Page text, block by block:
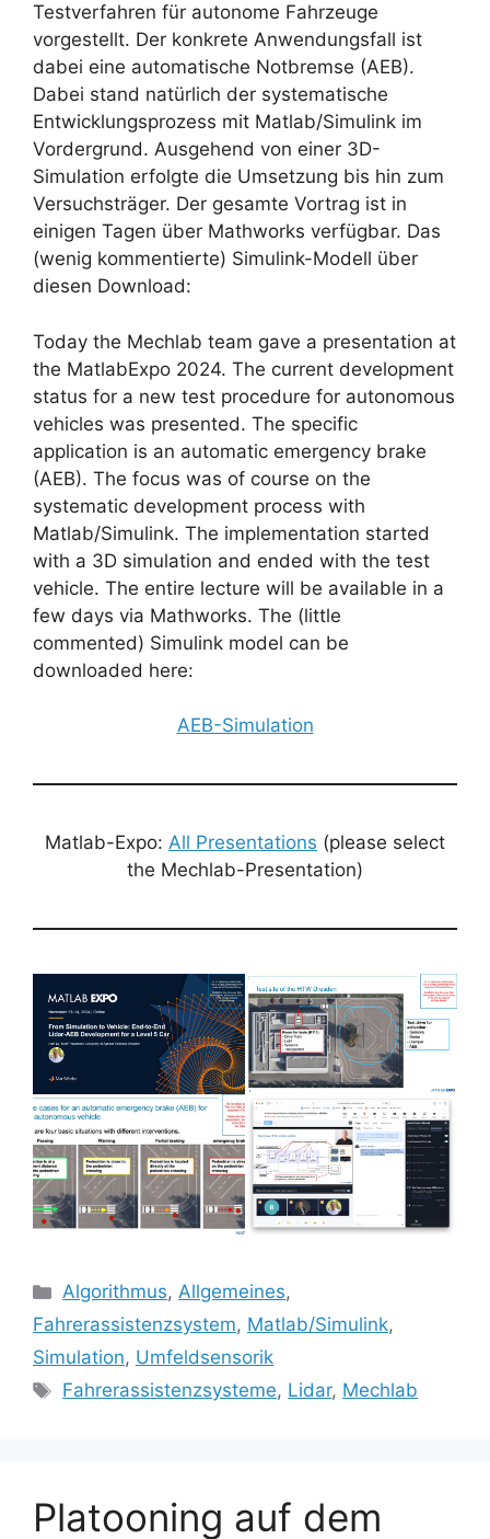
Testverfahren für autonome Fahrzeuge
vorgestellt. Der konkrete Anwendungsfall ist
dabei eine automatische Notbremse (AEB).
Dabei stand natürlich der systematische
Entwicklungsprozess mit Matlab/Simulink im
Vordergrund. Ausgehend von einer 3D-
Simulation erfolgte die Umsetzung bis hin zum
Versuchsträger. Der gesamte Vortrag ist in
einigen Tagen über Mathworks verfügbar. Das
(wenig kommentierte) Simulink-Modell über
diesen Download:
Today the Mechlab team gave a presentation at
the MatlabExpo 2024. The current development
status for a new test procedure for autonomous
vehicles was presented. The specific
application is an automatic emergency brake
(AEB). The focus was of course on the
systematic development process with
Matlab/Simulink. The implementation started
with a 3D simulation and ended with the test
vehicle. The entire lecture will be available in a
few days via Mathworks. The (little
commented) Simulink model can be
downloaded here:
AEB-Simulation
Matlab-Expo: All Presentations (please select
the Mechlab-Presentation)
Kategorien
Algorithmus,Allgemeines,
Fahrerassistenzsystem, Matlab/Simulink,
Simulation, Umfeldsensorik
Schlagwörter
Fahrerassistenzsysteme, Lidar, Mechlab
Platooning auf dem